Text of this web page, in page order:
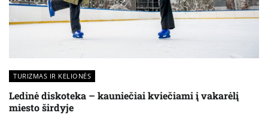
TURIZMAS IR KELIONĖS
Ledinė diskoteka – kauniečiai kviečiami į vakarėlį
miesto širdyje